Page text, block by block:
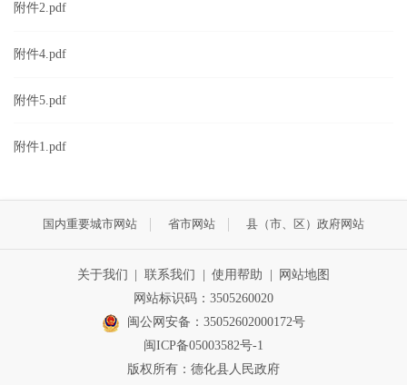
附件2.pdf
附件4.pdf
附件5.pdf
附件1.pdf
国内重要城市网站 省市网站 县（市、区）政府网站
关于我们 | 联系我们 | 使用帮助 |
网站地图
网站标识码：3505260020
闽公网安备：35052602000172号
闽ICP备05003582号-1
版权所有：德化县人民政府